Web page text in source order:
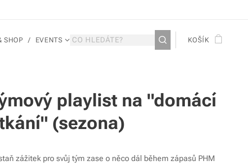
SHOP EVENTS KOŠÍK
playlist na "domácí
(sezona)
zážitek pro svůj tým zase o něco dál během zápasů PHM